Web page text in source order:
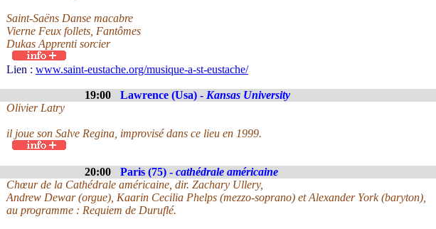
Saint-Saëns Danse macabre
Vierne Feux follets, Fantômes
Dukas Apprenti sorcier
Lien : www.saint-eustache.org/musique-a-st-eustache/
19:00 Lawrence (Usa) - Kansas University
Olivier Latry
il joue son Salve Regina, improvisé dans ce lieu en 1999.
20:00 Paris (75) - cathédrale américaine
Chœur de la Cathédrale américaine, dir. Zachary Ullery,
Andrew Dewar (orgue), Kaarin Cecilia Phelps (mezzo-soprano) et Alexander York (baryton),
au programme : Requiem de Duruflé.